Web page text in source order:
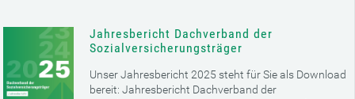
Jahresbericht Dachverband der
Sozialversicherungsträger
Unser Jahresbericht 2025 steht für Sie als Download
bereit: Jahresbericht Dachverband der